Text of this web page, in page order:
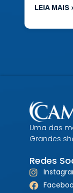
LEIA MAIS
Uma das
Grandes
Redes